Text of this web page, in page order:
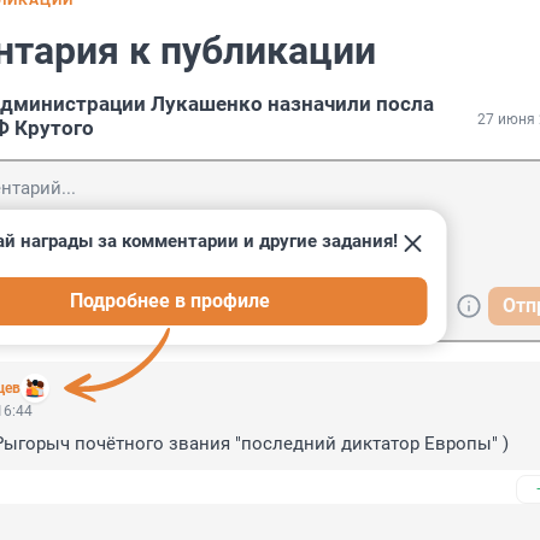
к публикации
Лукашенко назначили посла
Крутого
27 июня
награды за комментарии и другие задания!
Подробнее в профиле
почётного звания "последний диктатор Европы" )